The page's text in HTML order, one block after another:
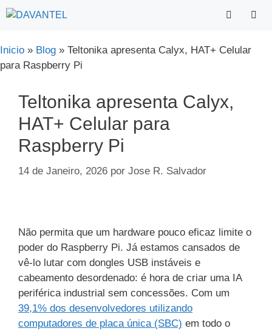
Saltar
para
conteúdo
Inicio » Blog » Teltonika apresenta Calyx, HAT+ Celular
para Raspberry Pi
Teltonika apresenta Calyx,
HAT+ Celular para
Raspberry Pi
14 de Janeiro, 2026 por Jose R. Salvador
Não permita que um hardware pouco eficaz limite o
poder do Raspberry Pi. Já estamos cansados de
vê-lo lutar com dongles USB instáveis e
cabeamento desordenado: é hora de criar uma IA
periférica industrial sem concessões. Com um
39,1% dos desenvolvedores utilizando
computadores de placa única (SBC) em todo o